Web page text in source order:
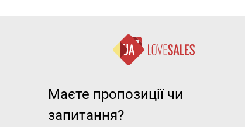
Маєте пропозиції чи
запитання?